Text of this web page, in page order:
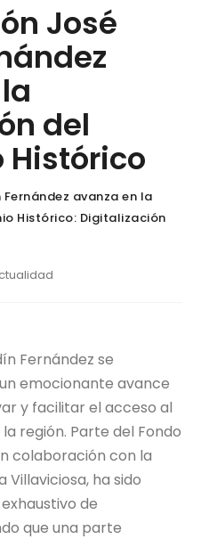
José
del
Histórico
avanza en la
Histórico: Digitalización
Fernández se
emocionante avance
y facilitar el acceso al
región. Parte del Fondo
colaboración con la
Villaviciosa, ha sido
de
que una parte